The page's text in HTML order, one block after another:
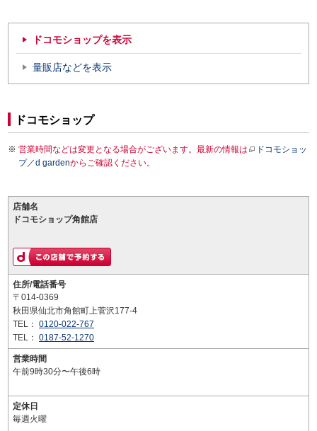
ドコモショップを表示
量販店などを表示
ドコモショップ
営業時間などは変更となる場合がございます。最新の情報は
ドコモショッ
プ／d gardenからご確認ください。
店舗名
ドコモショップ角館店
住所/電話番号
〒014-0369
秋田県仙北市角館町上菅沢177-4
TEL： 0120-022-767
TEL： 0187-52-1270
営業時間
午前9時30分〜午後6時
定休日
毎週火曜